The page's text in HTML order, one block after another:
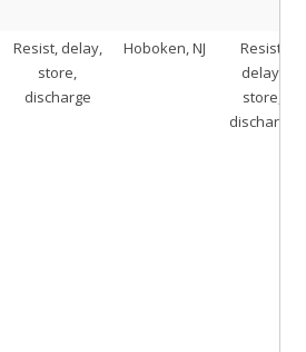
Resist, delay,
store,
discharge
Hoboken, NJ
Resist,
delay,
store,
discharge